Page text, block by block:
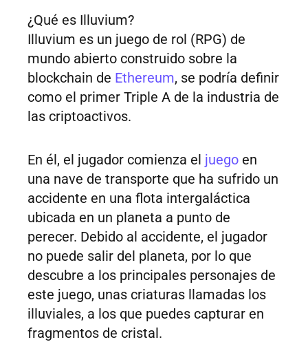
¿Qué es Illuvium?
Illuvium es un juego de rol (RPG) de
mundo abierto construido sobre la
blockchain de Ethereum, se podría definir
como el primer Triple A de la industria de
las criptoactivos.
En él, el jugador comienza el juego en
una nave de transporte que ha sufrido un
accidente en una flota intergaláctica
ubicada en un planeta a punto de
perecer. Debido al accidente, el jugador
no puede salir del planeta, por lo que
descubre a los principales personajes de
este juego, unas criaturas llamadas los
illuviales, a los que puedes capturar en
fragmentos de cristal.